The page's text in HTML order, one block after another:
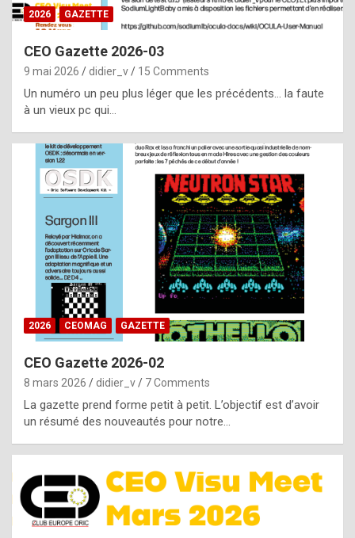
s
i
e
f
o
m
m
a
y
b
e
b
y
g
e
n
u
i
n
e
2026 GAZETTE
CEO Gazette 2026-03
9 mai 2026 didier_v 15 Comments
Un numéro un peu plus léger que les précédents… la faute
à un vieux pc qui…
2026 CEOMAG GAZETTE
CEO Gazette 2026-02
8 mars 2026 didier_v 7 Comments
La gazette prend forme petit à petit. L’objectif est d’avoir
un résumé des nouveautés pour notre…